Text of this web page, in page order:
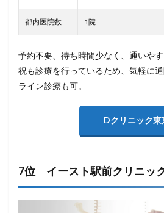
都内医院数 1院
予約不要、待ち時間少なく、通いや
祝も診療を行っているため、気軽に
ライン診療も可。
Dクリニック東
7位 イースト駅前クリニッ